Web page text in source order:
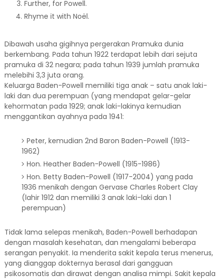
Further, for Powell.
Rhyme it with Noël.
Dibawah usaha gigihnya pergerakan Pramuka dunia
berkembang. Pada tahun 1922 terdapat lebih dari sejuta
pramuka di 32 negara; pada tahun 1939 jumlah pramuka
melebihi 3,3 juta orang.
Keluarga Baden-Powell memiliki tiga anak – satu anak laki-
laki dan dua perempuan (yang mendapat gelar-gelar
kehormatan pada 1929; anak laki-lakinya kemudian
menggantikan ayahnya pada 1941:
Peter, kemudian 2nd Baron Baden-Powell (1913-
1962)
Hon. Heather Baden-Powell (1915-1986)
Hon. Betty Baden-Powell (1917-2004) yang pada
1936 menikah dengan Gervase Charles Robert Clay
(lahir 1912 dan memiliki 3 anak laki-laki dan 1
perempuan)
Tidak lama selepas menikah, Baden-Powell berhadapan
dengan masalah kesehatan, dan mengalami beberapa
serangan penyakit. Ia menderita sakit kepala terus menerus,
yang dianggap dokternya berasal dari gangguan
psikosomatis dan dirawat dengan analisa mimpi. Sakit kepala